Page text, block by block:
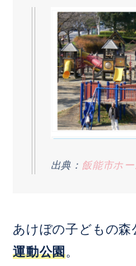
出典： 飯能市ホ
あけぼの子どもの
運動公園。